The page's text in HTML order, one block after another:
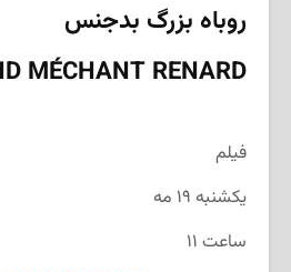
روباه بزرگ بدجنس
MÉCHANT RENARD
فیلم
یکشنبه ۱۹ مه
ساعت ۱۱